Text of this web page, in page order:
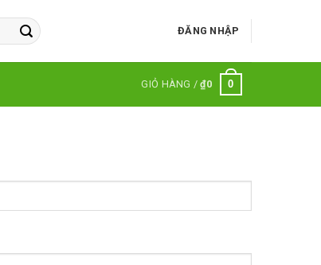
ĐĂNG NHẬP
GIỎ HÀNG /₫0 0